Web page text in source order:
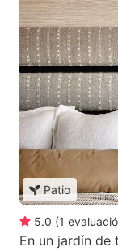
Patio
5.0 (1
En un jardín